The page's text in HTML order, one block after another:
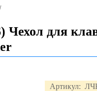
/
Чехол для
Артикул: